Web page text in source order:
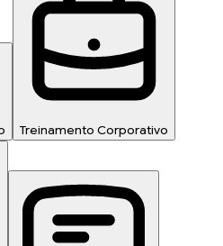
Treinamento Corporativo